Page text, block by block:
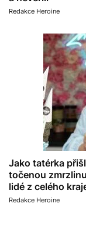
Redakce Heroine
Jako tatérka
točenou
lidé z celého
Redakce Heroine